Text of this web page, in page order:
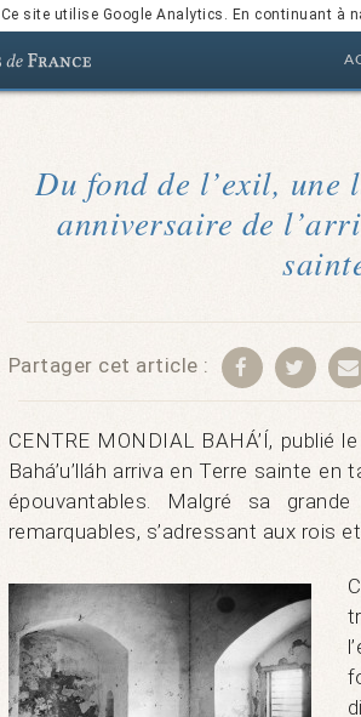
Ce site utilise Google Analytics. En continuant à
Du fond de l’exil, une
anniversaire de
Partager cet article :
CENTRE MONDIAL BAHÁ’Í, publié
Bahá’u’lláh arriva en Terre sainte
épouvantables. Malgré sa
remarquables, s’adressant aux rois